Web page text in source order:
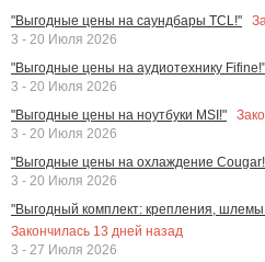
"Выгодные цены на саундбары TCL!"
3 - 20 Июля 2026
"Выгодные цены на аудиотехнику Fifine!"
3 - 20 Июля 2026
"Выгодные цены на ноутбуки MSI!"
3 - 20 Июля 2026
"Выгодные цены на охлаждение
3 - 20 Июля 2026
"Выгодный комплект: крепления,
Закончилась 13 дней назад
3 - 27 Июля 2026